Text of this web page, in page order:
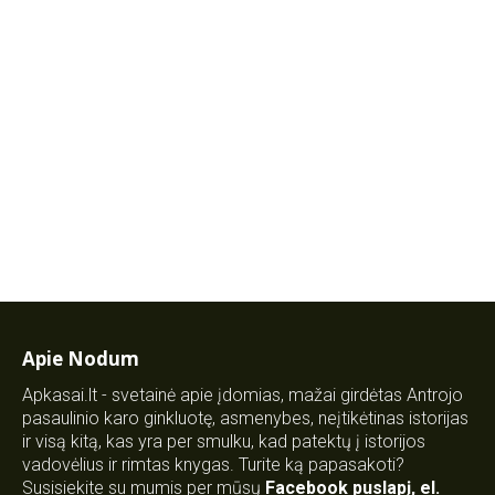
Apie Nodum
Apkasai.lt - svetainė apie įdomias, mažai girdėtas Antrojo
pasaulinio karo ginkluotę, asmenybes, neįtikėtinas istorijas
ir visą kitą, kas yra per smulku, kad patektų į istorijos
vadovėlius ir rimtas knygas. Turite ką papasakoti?
Susisiekite su mumis per mūsų Facebook puslapį, el.